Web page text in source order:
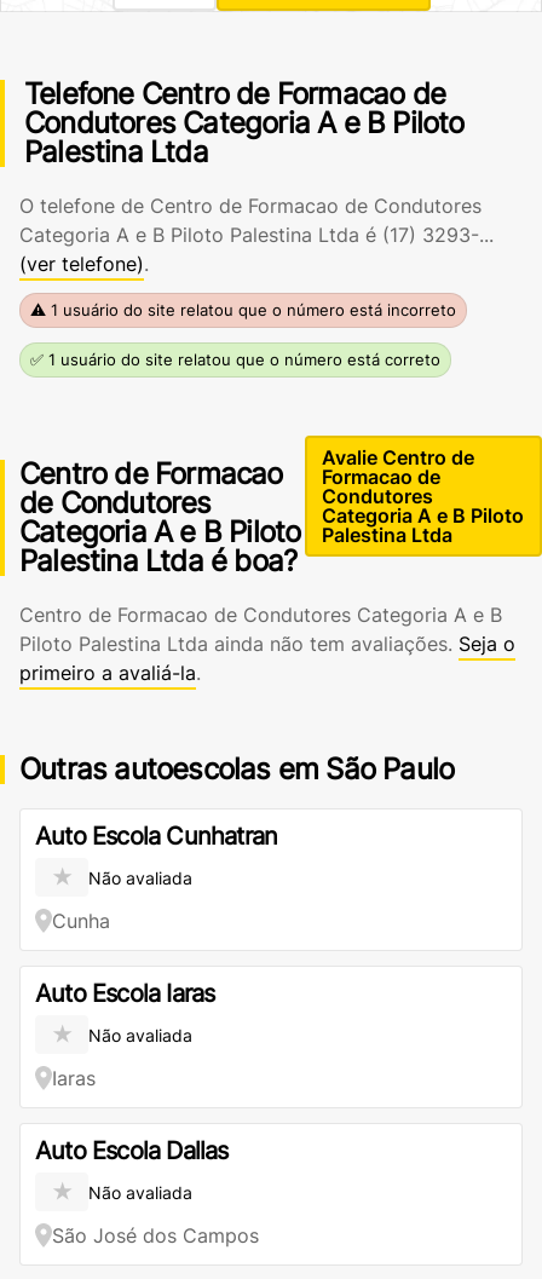
Telefone Centro de Formacao de
Condutores Categoria A e B Piloto
Palestina Ltda
O telefone de Centro de Formacao de Condutores
Categoria A e B Piloto Palestina Ltda é (17) 3293-...
(ver telefone).
⚠ 1 usuário do site relatou que o número está incorreto
✅ 1 usuário do site relatou que o número está correto
Centro de Formacao
de Condutores
Categoria A e B Piloto
Palestina Ltda é boa?
Avalie Centro de
Formacao de
Condutores
Categoria A e B Piloto
Palestina Ltda
Centro de Formacao de Condutores Categoria A e B
Piloto Palestina Ltda ainda não tem avaliações. Seja o
primeiro a avaliá-la.
Outras autoescolas em São Paulo
Auto Escola Cunhatran
★ Não avaliada
Cunha
Auto Escola Iaras
★ Não avaliada
Iaras
Auto Escola Dallas
★ Não avaliada
São José dos Campos